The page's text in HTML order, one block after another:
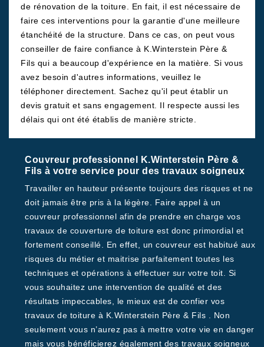
de rénovation de la toiture. En fait, il est nécessaire de
faire ces interventions pour la garantie d'une meilleure
étanchéité de la structure. Dans ce cas, on peut vous
conseiller de faire confiance à K.Winterstein Père &
Fils qui a beaucoup d'expérience en la matière. Si vous
avez besoin d'autres informations, veuillez le
téléphoner directement. Sachez qu'il peut établir un
devis gratuit et sans engagement. Il respecte aussi les
délais qui ont été établis de manière stricte.
Couvreur professionnel K.Winterstein Père &
Fils à votre service pour des travaux soigneux
Travailler en hauteur présente toujours des risques et ne
doit jamais être pris à la légère. Faire appel à un
couvreur professionnel afin de prendre en charge vos
travaux de couverture de toiture est donc primordial et
fortement conseillé. En effet, un couvreur est habitué aux
risques du métier et maitrise parfaitement toutes les
techniques et opérations à effectuer sur votre toit. Si
vous souhaitez une intervention de qualité et des
résultats impeccables, le mieux est de confier vos
travaux de toiture à K.Winterstein Père & Fils . Non
seulement vous n’aurez pas à mettre votre vie en danger
mais vous bénéficierez également des travaux soigneux